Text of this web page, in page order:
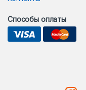
Способы оплаты